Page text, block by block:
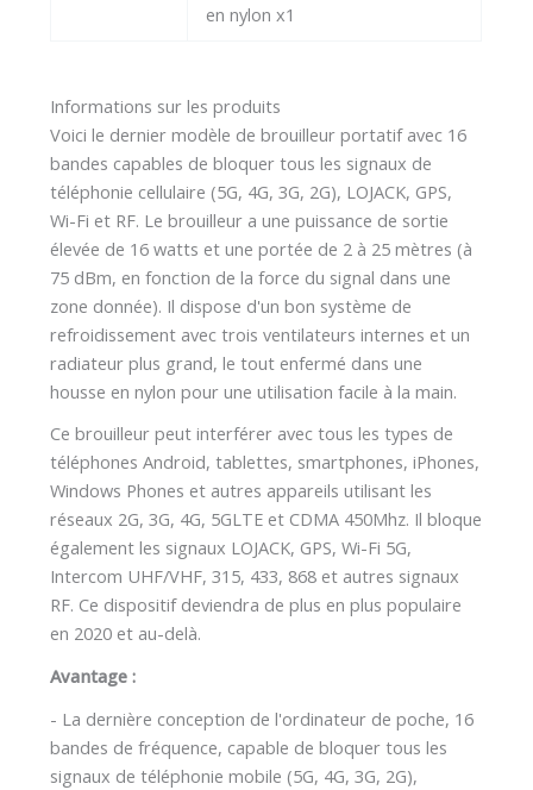
en nylon x1
Informations sur les produits
Voici le dernier modèle de brouilleur portatif avec 16
bandes capables de bloquer tous les signaux de
téléphonie cellulaire (5G, 4G, 3G, 2G), LOJACK, GPS,
Wi-Fi et RF. Le brouilleur a une puissance de sortie
élevée de 16 watts et une portée de 2 à 25 mètres (à
75 dBm, en fonction de la force du signal dans une
zone donnée). Il dispose d'un bon système de
refroidissement avec trois ventilateurs internes et un
radiateur plus grand, le tout enfermé dans une
housse en nylon pour une utilisation facile à la main.
Ce brouilleur peut interférer avec tous les types de
téléphones Android, tablettes, smartphones, iPhones,
Windows Phones et autres appareils utilisant les
réseaux 2G, 3G, 4G, 5GLTE et CDMA 450Mhz. Il bloque
également les signaux LOJACK, GPS, Wi-Fi 5G,
Intercom UHF/VHF, 315, 433, 868 et autres signaux
RF. Ce dispositif deviendra de plus en plus populaire
en 2020 et au-delà.
Avantage :
- La dernière conception de l'ordinateur de poche, 16
bandes de fréquence, capable de bloquer tous les
signaux de téléphonie mobile (5G, 4G, 3G, 2G),